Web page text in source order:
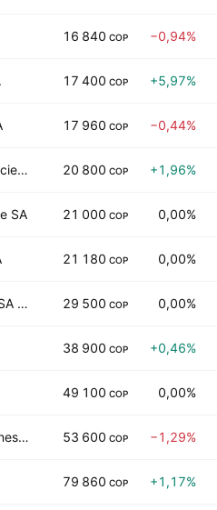
16 840 COP −0,94%
17 400 COP +5,97%
17 960 COP −0,44%
Corporacion Financiera Colombiana SA 20 800 COP +1,96%
SA 21 000 COP 0,00%
21 180 COP 0,00%
Interconexion Electrica SA ESP 29 500 COP 0,00%
38 900 COP +0,46%
49 100 COP 0,00%
Grupo de Inversiones Suramericana S.A. 53 600 COP −1,29%
79 860 COP +1,17%